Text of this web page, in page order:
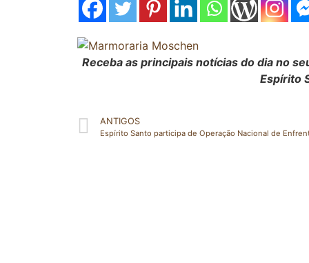
Receba as principais notícias do dia no
Espírito
ANTIGOS